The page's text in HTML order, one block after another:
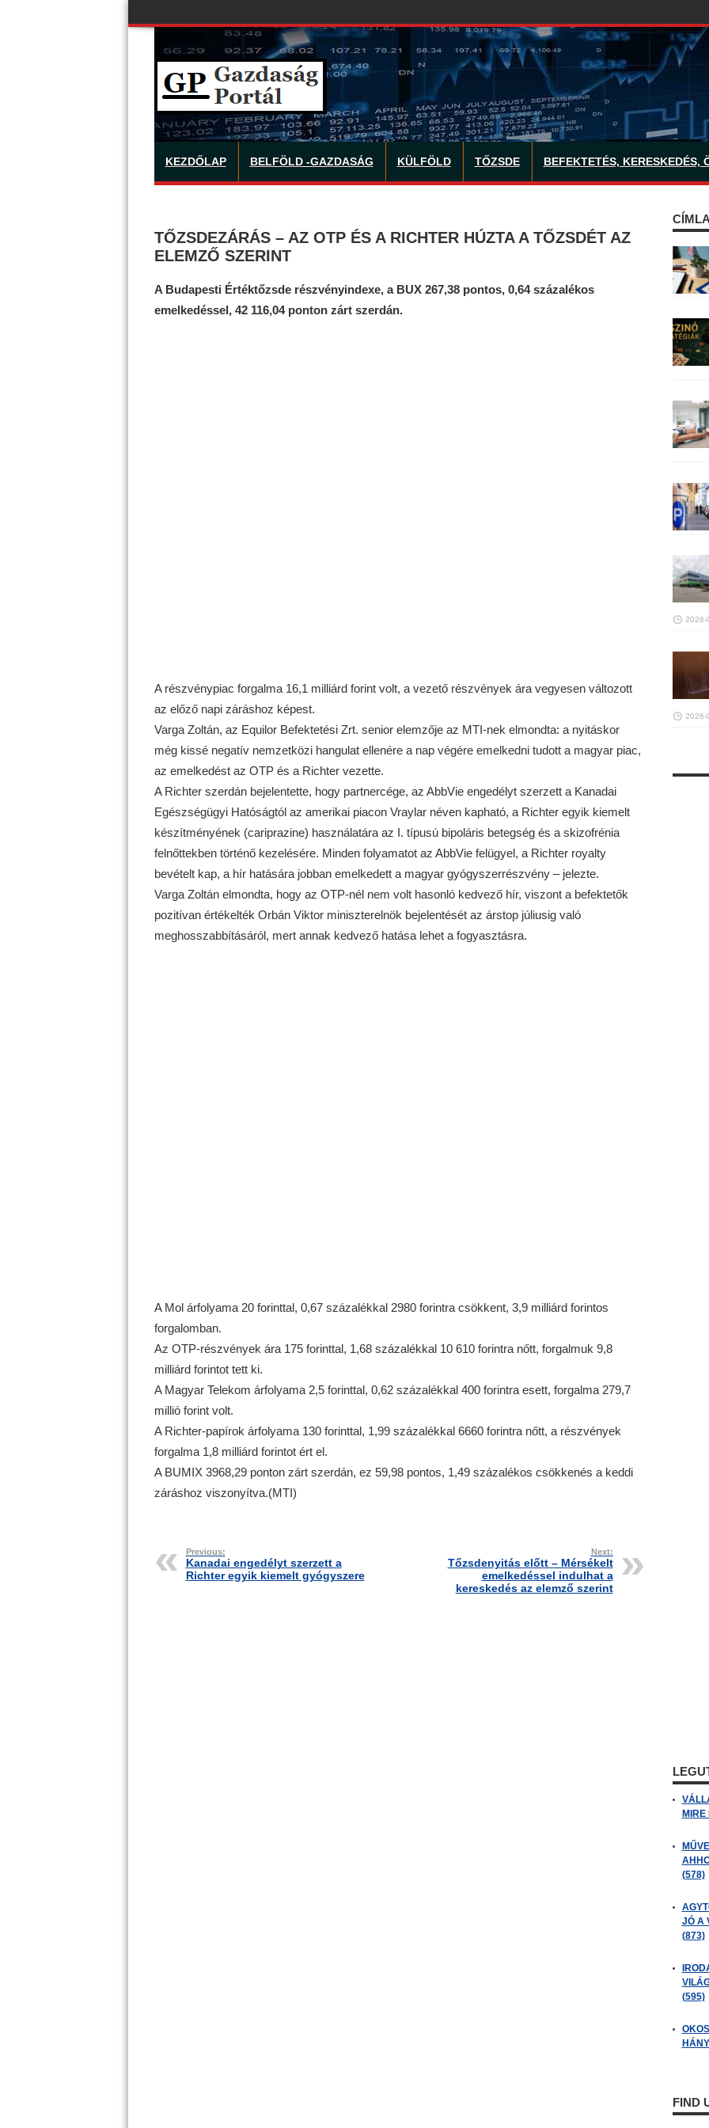
KEZDŐLAP BELFÖLD -GAZDASÁG KÜLFÖLD TŐZSDE BEFEKTETÉS, KERESKEDÉS,
TŐZSDEZÁRÁS – AZ OTP ÉS A RICHTER HÚZTA A TŐZSDÉT AZ
ELEMZŐ SZERINT
A Budapesti Értéktőzsde részvényindexe, a BUX 267,38 pontos, 0,64 százalékos
emelkedéssel, 42 116,04 ponton zárt szerdán.
A részvénypiac forgalma 16,1 milliárd forint volt, a vezető részvények ára vegyesen változott
az előző napi záráshoz képest.
Varga Zoltán, az Equilor Befektetési Zrt. senior elemzője az MTI-nek elmondta: a nyitáskor
még kissé negatív nemzetközi hangulat ellenére a nap végére emelkedni tudott a magyar piac,
az emelkedést az OTP és a Richter vezette.
A Richter szerdán bejelentette, hogy partnercége, az AbbVie engedélyt szerzett a Kanadai
Egészségügyi Hatóságtól az amerikai piacon Vraylar néven kapható, a Richter egyik kiemelt
készítményének (cariprazine) használatára az I. típusú bipoláris betegség és a skizofrénia
felnőttekben történő kezelésére. Minden folyamatot az AbbVie felügyel, a Richter royalty
bevételt kap, a hír hatására jobban emelkedett a magyar gyógyszerrészvény – jelezte.
Varga Zoltán elmondta, hogy az OTP-nél nem volt hasonló kedvező hír, viszont a befektetők
pozitívan értékelték Orbán Viktor miniszterelnök bejelentését az árstop júliusig való
meghosszabbításáról, mert annak kedvező hatása lehet a fogyasztásra.
A Mol árfolyama 20 forinttal, 0,67 százalékkal 2980 forintra csökkent, 3,9 milliárd forintos
forgalomban.
Az OTP-részvények ára 175 forinttal, 1,68 százalékkal 10 610 forintra nőtt, forgalmuk 9,8
milliárd forintot tett ki.
A Magyar Telekom árfolyama 2,5 forinttal, 0,62 százalékkal 400 forintra esett, forgalma 279,7
millió forint volt.
A Richter-papírok árfolyama 130 forinttal, 1,99 százalékkal 6660 forintra nőtt, a részvények
forgalma 1,8 milliárd forintot ért el.
A BUMIX 3968,29 ponton zárt szerdán, ez 59,98 pontos, 1,49 százalékos csökkenés a keddi
záráshoz viszonyítva.(MTI)
Previous:
Kanadai engedélyt szerzett a
Richter egyik kiemelt gyógyszere
Next:
Tőzsdenyitás előtt – Mérsékelt
emelkedéssel indulhat a
kereskedés az elemző szerint
2026-
2026-
MIRE
(578)
JÓ A
(873)
(595)
FIND